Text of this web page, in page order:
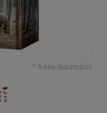
* A kép illusztráció.